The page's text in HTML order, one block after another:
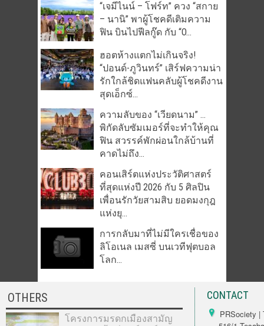
“เจมีไนน์ – โฟร์ท” ควง “สกาย
– นานิ” พาผู้โชคดีเติมความ
ฟิน บินไปฟีลกู๊ด กับ “O...
ฮอตห้างแตกไม่เกินจริง!
“ปอนด์-ภูวินทร์” เสิร์ฟความน่า
รักใกล้ชิดแฟนคลับผู้โชคดีงาน
สุดเอ็กซ์...
ความลับของ “เวียดนาม” …
พิกัดลับซัมเมอร์ที่จะทำให้คุณ
ฟิน สวรรค์พักผ่อนใกล้บ้านที่
คาดไม่ถึง...
คอนเสิร์ตแห่งประวัติศาสตร์
ที่สุดแห่งปี 2026 กับ 5 ศิลปิน
เพื่อนรักวัยสามสิบ ยอดมงกุฎ
แห่งยุ...
การกลับมาที่ไม่มีใครเชื่อของ
ลิโอเนล เมสซี่ บนเวทีฟุตบอล
โลก...
OTHERS
โครงการมรดกเมืองสามัญ
CONTACT
PRSociety |